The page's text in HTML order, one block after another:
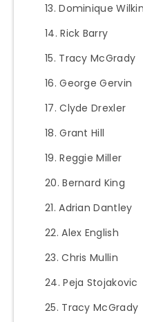
Dominique
Rick Barry
Tracy McGrady
George Gervin
Clyde Drexler
Grant Hill
Reggie Miller
Bernard King
Adrian Dantley
Alex English
Chris Mullin
Peja Stojakovic
Tracy McGrady